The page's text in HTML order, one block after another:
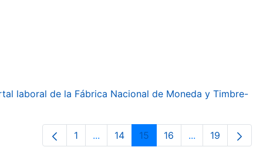
laboral de la Fábrica Nacional de Moneda y Timbre-
Página
1 ...Páginas intermedias Use TAB para
Página
14 Página
15 Página
16 ...PáginasPágina
19